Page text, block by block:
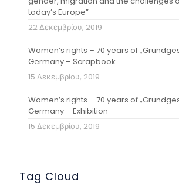
today’s Europe”
22 Δεκεμβρίου, 2019
Women’s rights – 70 years of
Germany – Scrapbook
15 Δεκεμβρίου, 2019
Women’s rights – 70 years of
Germany – Exhibition
15 Δεκεμβρίου, 2019
Tag Cloud